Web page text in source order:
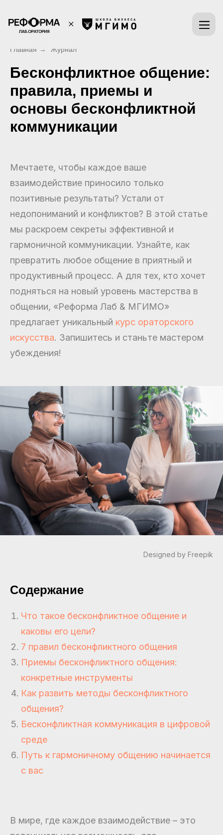
Главная → Журнал
Бесконфликтное общение:
правила, приемы и
основы бесконфликтной
коммуникации
Мечтаете, чтобы каждое ваше
взаимодействие приносило только
позитивные результаты? Устали от
недопониманий и конфликтов? В этой статье
мы раскроем секреты эффективной и
гармоничной коммуникации. Узнайте, как
превратить любое общение в приятный и
продуктивный процесс. А для тех, кто хочет
подняться на новый уровень мастерства в
общении, «Реформа Лаб & МГИМО»
предлагает уникальный курс ораторского
искусства. Запишитесь и станьте мастером
убеждения!
Designed by Freepik
Содержание
Что такое бесконфликтное общение и
каковы его цели?
7 правил бесконфликтного общения
Приемы бесконфликтного общения:
конкретные инструменты
Как развить методы бесконфликтного
общения?
Бесконфликтная коммуникация в цифровой
среде
Путь к гармоничному общению начинается
с вас
В мире, где каждое взаимодействие – это